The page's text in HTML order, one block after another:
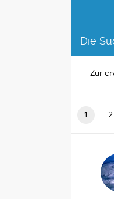
Die
Zur
1 2